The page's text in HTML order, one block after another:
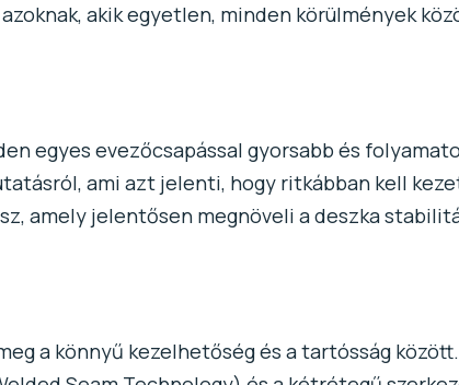
akik egyetlen, minden körülmények
egyes evezőcsapással gyorsabb és
ami azt jelenti, hogy ritkábban kell
amely jelentősen megnöveli a deszka
a könnyű kezelhetőség és a tartósság